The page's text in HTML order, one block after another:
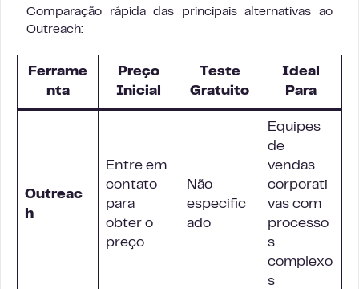
Comparação rápida das principais alternativas ao
Outreach:
Ferrame
nta
Preço
Inicial
Teste
Gratuito
Ideal
Para
Outreac
h
Entre em
contato
para
obter o
preço
Não
especific
ado
Equipes
de
vendas
corporati
vas com
processo
s
complexo
s